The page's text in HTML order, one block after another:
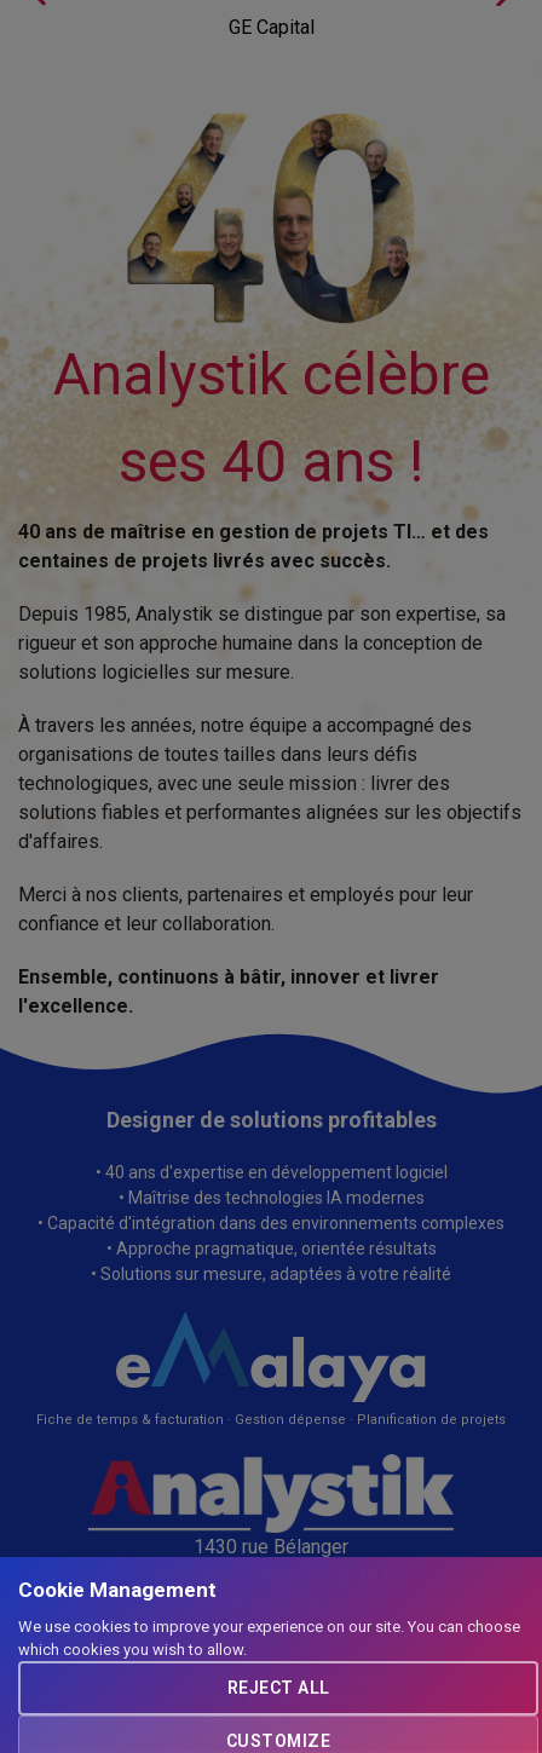
GE Capital
Analystik célèbre
ses 40 ans !
40 ans de maîtrise en gestion de projets TI… et des
centaines de projets livrés avec succès.
Depuis 1985, Analystik se distingue par son expertise, sa
rigueur et son approche humaine dans la conception de
solutions logicielles sur mesure.
À travers les années, notre équipe a accompagné des
organisations de toutes tailles dans leurs défis
technologiques, avec une seule mission : livrer des
solutions fiables et performantes alignées sur les objectifs
d'affaires.
Merci à nos clients, partenaires et employés pour leur
confiance et leur collaboration.
Ensemble, continuons à bâtir, innover et livrer
l'excellence.
Designer de solutions profitables
• 40 ans d'expertise en développement logiciel
• Maîtrise des technologies IA modernes
• Capacité d'intégration dans des environnements complexes
• Approche pragmatique, orientée résultats
• Solutions sur mesure, adaptées à votre réalité
Fiche de temps & facturation · Gestion dépense · Planification de projets
1430 rue Bélanger
514-278-2727
© 2026 Analystik. All rights reserved.
Politique de confidentialité
Gestion des cookies
Cookie Management
We use cookies to improve your experience on our site. You can choose
which cookies you wish to allow.
REJECT ALL
CUSTOMIZE